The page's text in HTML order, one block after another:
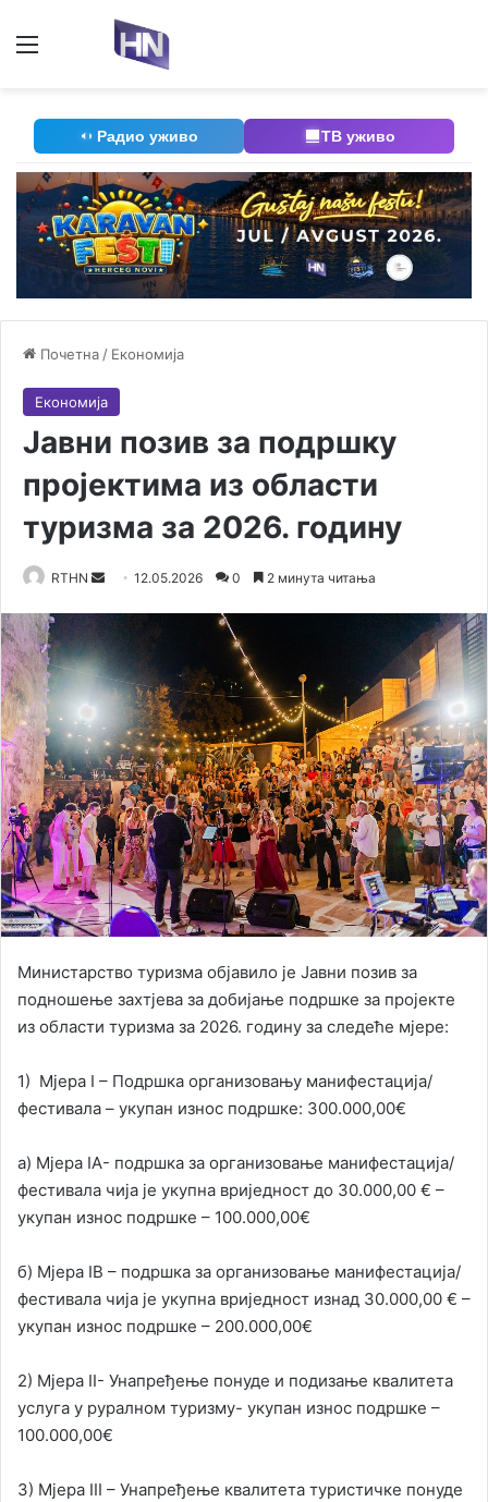
Радио уживо ТВ уживо
Почетна / Економија
Економија
Јавни позив за подршку
пројектима из области
туризма за 2026. годину
RTHN
n
d
a
e
m
a
i
l
12.05.2026 0 2 минута читања
Министарство туризма објавило је Јавни позив за
подношење захтјева за добијање подршке за пројекте
из области туризма за 2026. годину за следеће мјере:
1) Мјера I – Подршка организовању манифестација/
фестивала – укупан износ подршке: 300.000,00€
а) Мјера IА- подршка за организовање манифестација/
фестивала чија је укупна вриједност до 30.000,00 € –
укупан износ подршке – 100.000,00€
б) Мјера IB – подршка за организовање манифестација/
фестивала чија је укупна вриједност изнад 30.000,00 € –
укупан износ подршке – 200.000,00€
2) Мјера II- Унапређење понуде и подизање квалитета
услуга у руралном туризму- укупан износ подршке –
100.000,00€
3) Мјера III – Унапређење квалитета туристичке понуде